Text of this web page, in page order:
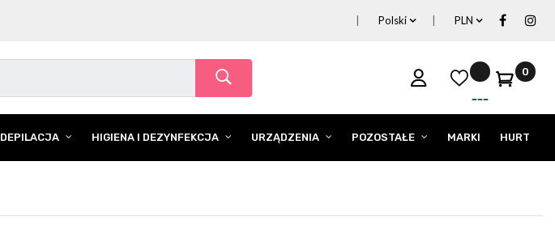
Polski PLN
0
DEPILACJA HIGIENA I DEZYNFEKCJA URZĄDZENIA POZOSTAŁE MARKI HURT